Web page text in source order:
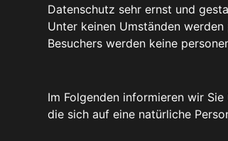
Datenschutz sehr ernst und
Unter keinen Umständen
Besuchers werden keine
Im Folgenden informieren wir
die sich auf eine natürliche